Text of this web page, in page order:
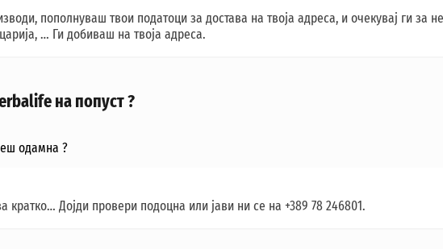
пополнуваш твои податоци за достава на твоја адреса, и очекувај ги за
… Ги добиваш на твоја адреса.
на попуст ?
одамна ?
кратко… Дојди провери подоцна или јави ни се на +389 78 246801.